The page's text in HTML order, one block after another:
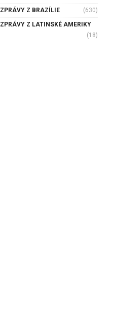
ZPRÁVY Z BRAZÍLIE
(630)
ZPRÁVY Z LATINSKÉ AMERIKY
(18)